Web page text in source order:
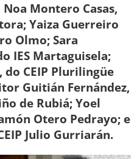
Noa Montero Casas,
Yaiza Guerreiro
Olmo; Sara
IES Martaguisela;
do CEIP Plurilingüe
Guitián Fernández,
de Rubiá; Yoel
Otero Pedrayo; e
Julio Gurriarán.